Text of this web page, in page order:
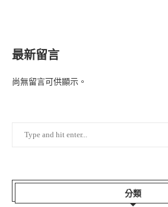
最新留言
尚無留言可供顯示。
分類